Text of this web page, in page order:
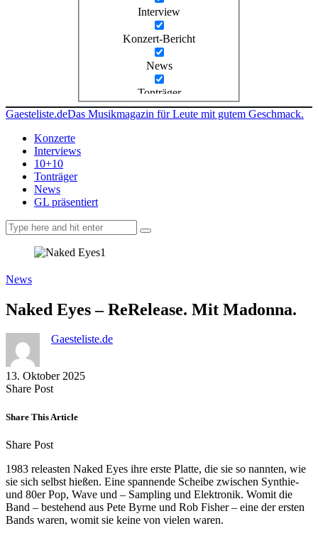
Interview
Konzert-Bericht
News
Tonträger
Gaesteliste.deDas Musikmagazin für Leute mit gutem Geschmack.
Konzerte
Interviews
10+10
Tonträger
News
GL präsentiert
News
Naked Eyes – ReRelease. Mit Madonna.
Gaesteliste.de
13. Oktober 2025
Share PostShare
Facebook
Copy
to
Send
via
Share This Article
Share PostShare
Facebook
Copy
to
clipboard
Send
via
eMail
1983 releasten Naked Eyes ihre erste Platte, die sie so nannten, wie
sie sich selbst hießen. Eine spannende Scheibe zwischen Synthie-
und 80er Pop, Wave und – Sampling und Elektronik. Womit die
Band – bestehend aus Pete Byrne und Rob Fisher – eine der ersten
Bands waren, womit sie keine von vielen waren.